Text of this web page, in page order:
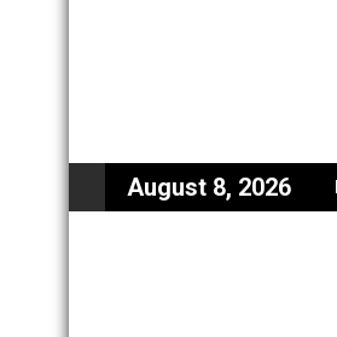
August 8, 2026